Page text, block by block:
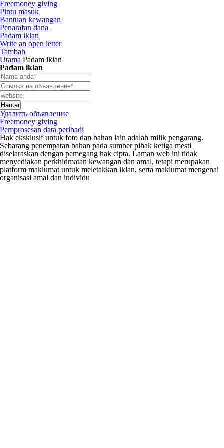
Freemoney giving
Pintu masuk
Bantuan kewangan
Penarafan dana
Padam iklan
Write an open letter
Tambah
Utama Padam iklan
Padam iklan
Удалить объявление
Freemoney giving
Pemprosesan data peribadi
Hak eksklusif untuk foto dan bahan lain adalah milik pengarang.
Sebarang penempatan bahan pada sumber pihak ketiga mesti
diselaraskan dengan pemegang hak cipta. Laman web ini tidak
menyediakan perkhidmatan kewangan dan amal, tetapi merupakan
platform maklumat untuk meletakkan iklan, serta maklumat mengenai
organisasi amal dan individu